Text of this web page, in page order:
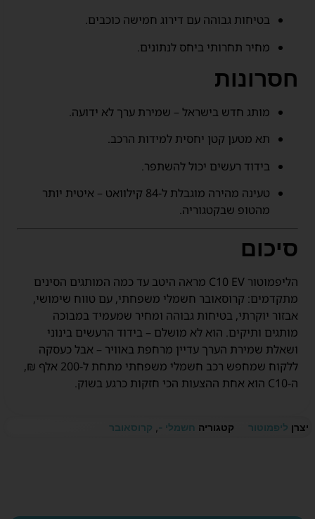
בטיחות גבוהה עם דירוג חמישה כוכבים.
מחיר תחרותי ביחס לנתונים.
חסרונות
מותג חדש בישראל – שמירת ערך לא ידועה.
תא מטען קטן יחסית למידות הרכב.
בידוד רעשים יכול להשתפר.
טעינה מהירה מוגבלת ל-84 קילוואט – איטית יותר
מהטופ שבקטגוריה.
סיכום
הליפמוטור C10 EV מראה היטב עד כמה המותגים הסינים
מתקדמים: קרוסאובר חשמלי משפחתי, עם טווח שימושי,
אבזור יוקרתי, בטיחות גבוהה ומחיר שמעמיד במבוכה
מותגים ותיקים. הוא לא מושלם – בידוד הרעשים בינוני
ושאלת שמירת הערך עדיין מרחפת באוויר – אבל כעסקה
ללקוח שמחפש רכב חשמלי משפחתי מתחת ל-200 אלף ₪,
ה-C10 הוא אחת ההצעות הכי חזקות כרגע בשוק.
יצרן ליפמוטור קטגוריה חשמלי - קרוסאובר